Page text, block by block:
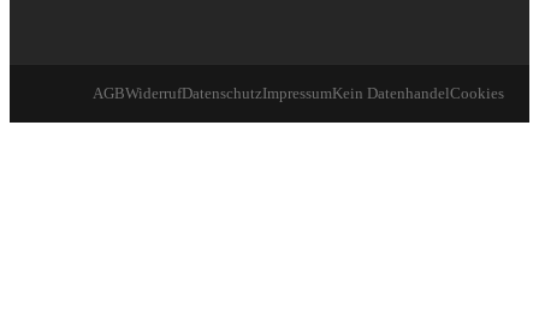
AGBWiderrufDatenschutzImpressumKein DatenhandelCookies